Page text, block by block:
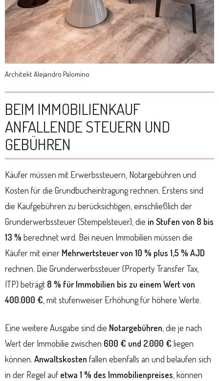
Architekt Alejandro Palomino
BEIM IMMOBILIENKAUF
ANFALLENDE STEUERN UND
GEBÜHREN
Käufer müssen mit Erwerbssteuern, Notargebühren und
Kosten für die Grundbucheintragung rechnen. Erstens sind
die Kaufgebühren zu berücksichtigen, einschließlich der
Grunderwerbssteuer (Stempelsteuer), die in Stufen von 8 bis
13 % berechnet wird. Bei neuen Immobilien müssen die
Käufer mit einer Mehrwertsteuer von 10 % plus 1,5 % AJD
rechnen. Die Grunderwerbssteuer (Property Transfer Tax,
ITP) beträgt 8 % für Immobilien bis zu einem Wert von
400.000 € , mit stufenweiser Erhöhung für höhere Werte.
Eine weitere Ausgabe sind die Notargebühren , die je nach
Wert der Immobilie zwischen 600 € und 2.000 € liegen
können. Anwaltskosten fallen ebenfalls an und belaufen sich
in der Regel auf etwa 1 % des Immobilienpreises , können